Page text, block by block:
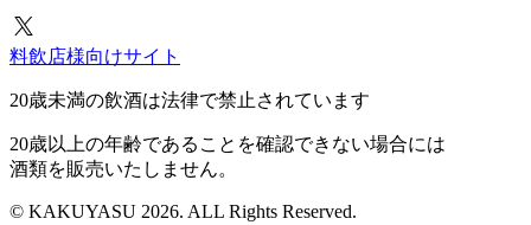
料飲店様向けサイト
20歳未満の飲酒は法律で禁止されています
20歳以上の年齢であることを確認できない場合には
酒類を販売いたしません。
© KAKUYASU 2026. ALL Rights Reserved.